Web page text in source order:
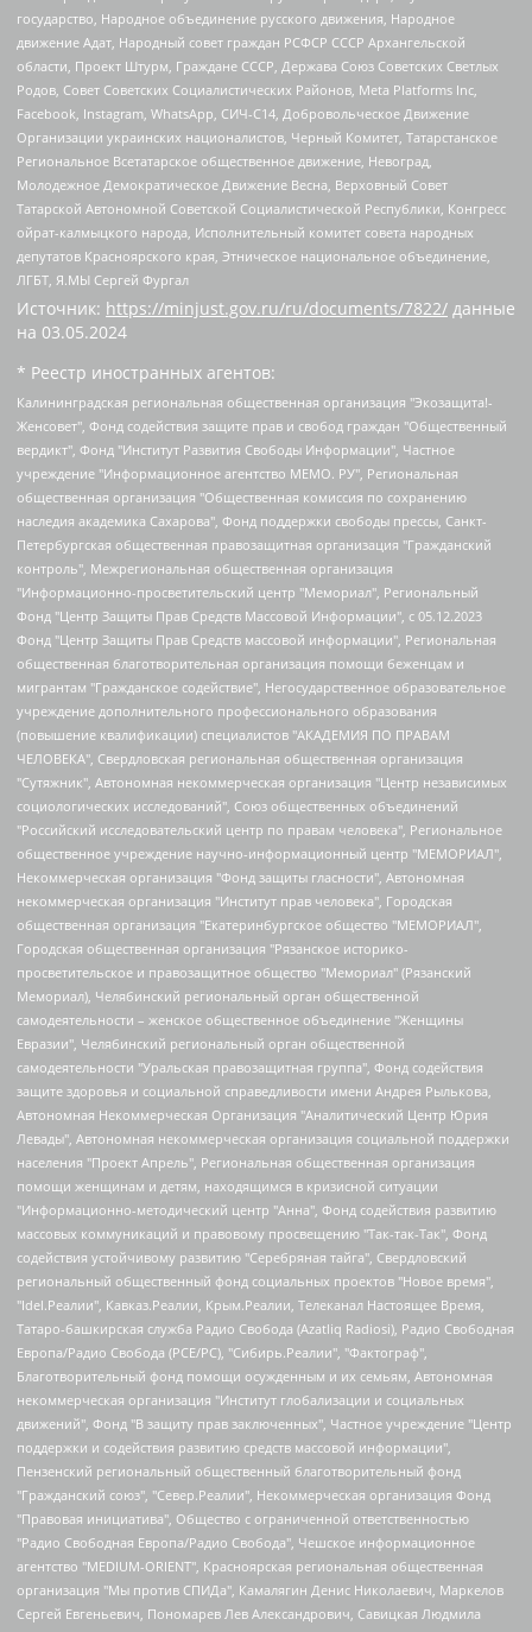
государство, Народное объединение русского движения, Народное
движение Адат, Народный совет граждан РСФСР СССР Архангельской
области, Проект Штурм, Граждане СССР, Держава Союз Советских Светлых
Родов, Совет Советских Социалистических Районов, Meta Platforms Inc,
Facebook, Instagram, WhatsApp, СИЧ-С14, Добровольческое Движение
Организации украинских националистов, Черный Комитет, Татарстанское
Региональное Всетатарское общественное движение, Невоград,
Молодежное Демократическое Движение Весна, Верховный Совет
Татарской Автономной Советской Социалистической Республики, Конгресс
ойрат-калмыцкого народа, Исполнительный комитет совета народных
депутатов Красноярского края, Этническое национальное объединение,
ЛГБТ, Я.МЫ Сергей Фургал
Источник: https://minjust.gov.ru/ru/documents/7822/ данные
на 03.05.2024
* Реестр иностранных агентов:
Калининградская региональная общественная организация "Экозащита!-Женсовет", Фонд содействия защите прав и свобод граждан "Общественный вердикт", Фонд "Институт Развития Свободы Информации", Частное учреждение "Информационное агентство МЕМО. РУ", Региональная общественная организация "Общественная комиссия по сохранению наследия академика Сахарова", Фонд поддержки свободы прессы, Санкт-Петербургская общественная правозащитная организация "Гражданский контроль", Межрегиональная общественная организация "Информационно-просветительский центр "Мемориал", Региональный Фонд "Центр Защиты Прав Средств Массовой Информации", с 05.12.2023 Фонд "Центр Защиты Прав Средств массовой информации", Региональная общественная благотворительная организация помощи беженцам и мигрантам "Гражданское содействие", Негосударственное образовательное учреждение дополнительного профессионального образования (повышение квалификации) специалистов "АКАДЕМИЯ ПО ПРАВАМ ЧЕЛОВЕКА", Свердловская региональная общественная организация "Сутяжник", Автономная некоммерческая организация "Центр независимых социологических исследований", Союз общественных объединений "Российский исследовательский центр по правам человека", Региональное общественное учреждение научно-информационный центр "МЕМОРИАЛ", Некоммерческая организация "Фонд защиты гласности", Автономная некоммерческая организация "Институт прав человека", Городская общественная организация "Екатеринбургское общество "МЕМОРИАЛ", Городская общественная организация "Рязанское историко-просветительское и правозащитное общество "Мемориал" (Рязанский Мемориал), Челябинский региональный орган общественной самодеятельности – женское общественное объединение "Женщины Евразии", Челябинский региональный орган общественной самодеятельности "Уральская правозащитная группа", Фонд содействия защите здоровья и социальной справедливости имени Андрея Рылькова, Автономная Некоммерческая Организация "Аналитический Центр Юрия Левады", Автономная некоммерческая организация социальной поддержки населения "Проект Апрель", Региональная общественная организация помощи женщинам и детям, находящимся в кризисной ситуации "Информационно-методический центр "Анна", Фонд содействия развитию массовых коммуникаций и правовому просвещению "Так-так-Так", Фонд содействия устойчивому развитию "Серебряная тайга", Свердловский региональный общественный фонд социальных проектов "Новое время", "Idel.Реалии", Кавказ.Реалии, Крым.Реалии, Телеканал Настоящее Время, Татаро-башкирская служба Радио Свобода (Azatliq Radiosi), Радио Свободная Европа/Радио Свобода (PCE/PC), "Сибирь.Реалии", "Фактограф", Благотворительный фонд помощи осужденным и их семьям, Автономная некоммерческая организация "Институт глобализации и социальных движений", Фонд "В защиту прав заключенных", Частное учреждение "Центр поддержки и содействия развитию средств массовой информации", Пензенский региональный общественный благотворительный фонд "Гражданский союз", "Север.Реалии", Некоммерческая организация Фонд "Правовая инициатива", Общество с ограниченной ответственностью "Радио Свободная Европа/Радио Свобода", Чешское информационное агентство "MEDIUM-ORIENT", Красноярская региональная общественная организация "Мы против СПИДа", Камалягин Денис Николаевич, Маркелов Сергей Евгеньевич, Пономарев Лев Александрович, Савицкая Людмила Алексеевна, Автономная некоммерческая организация "Центр по работе с проблемой насилия "НАСИЛИЮ.НЕТ", Межрегиональный профессиональный союз работников здравоохранения "Альянс врачей", Юридическое лицо, зарегистрированное в Латвийской Республике, SIA "Medusa Project" (регистрационный номер 40103797863, дата регистрации 10.06.2014), Некоммерческая организация "Фонд по борьбе с коррупцией", Автономная некоммерческая организация "Институт права и публичной политики", Баданин Роман Сергеевич, Гликин Максим Александрович, Железнова Мария Михайловна, Лукьянова Юлия Сергеевна, Маетная Елизавета Витальевна, Маняхин Петр Борисович, Чуракова Ольга Владимировна, Ярош Юлия Петровна, Юридическое лицо "The Insider SIA", зарегистрированное в Риге, Латвийская Республика (дата регистрации 26.06.2015), являющееся администратором доменного имени интернет-издания "The Insider SIA", https://theins.ru, Постернак Алексей Евгеньевич, Рубин Михаил Аркадьевич, Анин Роман Александрович, Юридическое лицо Istories fonds, зарегистрированное в Латвийской Республике (регистрационный номер 50008295751, дата регистрации 24.02.2020), Великовский Дмитрий Александрович, Долинина Ирина Николаевна, Мароховская Алеся Алексеевна, Шлейнов Роман Юрьевич, Шмагун Олеся Валентиновна, Общество с ограниченной ответственностью "Альтаир 2021", Общество с ограниченной ответственностью "Вега 2021", Общество с ограниченной ответственностью "Главный редактор 2021", Общество с ограниченной ответственностью "Ромашки монолит", Важенков Артем Валерьевич, Ивановская областная общественная организация "Центр гендерных исследований", Гурман Юрий Альбертович, Медиапроект "ОВД-Инфо", Егоров Владимир Владимирович, Жилинский Владимир Александрович, Общество с ограниченной ответственностью "ЗП", Иванова София Юрьевна, Карезина Инна Павловна, Кильтау Екатерина Викторовна, Петров Алексей Викторович, Пискунов Сергей Евгеньевич, Смирнов Сергей Сергеевич, Тихонов Михаил Сергеевич, Общество с ограниченной ответственностью "ЖУРНАЛИСТ-ИНОСТРАННЫЙ АГЕНТ", Арапова Галина Юрьевна, Вольтская Татьяна Анатольевна, Американская компания "Mason G.E.S. Anonymous Foundation" (США), являющаяся владельцем интернет-издания https://mnews.world/, Компания "Stichting Bellingcat", зарегистрированная в Нидерландах (дата регистрации 11.07.2018), Захаров Андрей Вячеславович, Клепиковская Екатерина Дмитриевна, Общество с ограниченной ответственностью "МЕМО", Перл Роман Александрович, Симонов Евгений Алексеевич, Соловьева Елена Анатольевна, Сотников Даниил Владимирович, Сурначева Елизавета Дмитриевна, Автономная некоммерческая организация по защите прав человека и информированию населения "Якутия – Наше Мнение", Общество с ограниченной ответственностью "Москоу диджитал медиа", с 26.01.2023 Общество с ограниченной ответственностью "Чайка Белые сады", Ветошкина Валерия Валерьевна, Заговора Максим Александрович, Межрегиональное общественное движение "Российская ЛГБТ - сеть", Оленичев Максим Владимирович, Павлов Иван Юрьевич, Скворцова Елена Сергеевна, Общество с ограниченной ответственностью "Как бы инагент", Кочетков Игорь Викторович, Общество с ограниченной ответственностью "Честные выборы", Еланчик Олег Александрович, Общество с ограниченной ответственностью "Нобелевский призыв", Гималова Регина Эмилевна, Григорьев Андрей Валерьевич, Григорьева Алина Александровна, Ассоциация по содействию защите прав призывников, альтернативнослужащих и военнослужащих "Правозащитная группа "Гражданин.Армия.Право", Хисамова Регина Фаритовна, Автономная некоммерческая организация по реализации социально-правовых программ "Лилит", Дальневосточное общественное движение "Маяк", Санкт-Петербургская ЛГБТ-инициативная группа "Выход", Инициативная группа ЛГБТ+ "Реверс", Алексеев Андрей Викторович, Бекбулатова Таисия Львовна, Беляев Иван Михайлович, Владыкина Елена Сергеевна, Гельман Марат Александрович, Никульшина Вероника Юрьевна, Толоконникова Надежда Андреевна, Шендерович Виктор Анатольевич, Общество с ограниченной ответственностью "Данное сообщение", Общество с ограниченной ответственностью Издательский дом "Новая глава", Айнбиндер Александра Александровна, Московский комьюнити-центр для ЛГБТ+инициатив, Благотворительный фонд развития филантропии, Deutsche Welle (Германия, Kurt-Schumacher-Strasse 3, 53113 Bonn), Борзунова Мария Михайловна, Воробьев Виктор Викторович, Голубева Анна Львовна, Константинова Алла Михайловна, Малкова Ирина Владимировна, Мурадов Мурад Абдулгалимович, Осетинская Елизавета Николаевна, Понасенков Евгений Николаевич, Ганапольский Матвей Юрьевич, Киселев Евгений Алексеевич, Борухович Ирина Григорьевна, Дремин Иван Тимофеевич, Дубровский Дмитрий Викторович, Красноярская региональная общественная организация поддержки и развития альтернативных образовательных технологий и межкультурных коммуникаций "ИНТЕРРА", Маяковская Екатерина Алексеевна, Фейгин Марк Захарович, Филимонов Андрей Викторович, Дзугкоева Регина Николаевна, Доброхотов Роман Александрович, Дудь Юрий Александрович, Елкин Сергей Владимирович, Кругликов Кирилл Игоревич, Сабунаева Мария Леонидовна, Семенов Алексей Владимирович, Шаинян Карен Багратович, Шульман Екатерина Михайловна, Асафьев Артур Валерьевич, Вахштайн Виктор Семенович, Венедиктов Алексей Алексеевич, Лушникова Екатерина Евгеньевна, Волков Леонид Михайлович, Невзоров Александр Глебович, Пархоменко Сергей Борисович, Сироткин Ярослав Николаевич, Кара-Мурза Владимир Владимирович, Баранова Наталья Владимировна, Гозман Леонид Яковлевич, Кагарлицкий Борис Юльевич, Климарев Михаил Валерьевич, Милов Владимир Станиславович, Автономная некоммерческая организация Краснодарский центр современного искусства "Типография", Моргенштерн Алишер Тагирович, Соболь Любовь Эдуардовна, Общество с ограниченной ответственностью "ЛИЗА НОРМ", Каспаров Гарри Кимович, Ходорковский Михаил Борисович, Общество с ограниченной ответственностью "Апрельские тезисы", Данилович Ирина Брониславовна, Кашин Олег Владимирович, Петров Николай Владимирович, Пивоваров Алексей Владимирович, Соколов Михаил Владимирович, Цветкова Юлия Владимировна, Чичваркин Евгений Александрович, Комитет против пыток/Команда против пыток, Общество с ограниченной ответственностью "Первый научный", Общество с ограниченной ответственностью "Вертолет и ко", Белоцерковская Вероника Борисовна, Кац Максим Евгеньевич, Лазарева Татьяна Юрьевна, Шаведдинов Руслан Табризович, Яшин Илья Валерьевич, Общество с ограниченной ответственностью "Иноагент ААВ", Алешковский Дмитрий Петрович, Альбац Евгения Марковна, Быков Дмитрий Львович, Галямина Юлия Евгеньевна, Лойко Сергей Леонидович, Мартынов Кирилл Константинович, Медведев Сергей Александрович, Крашенинников Федор Геннадиевич, Гордеева Катерина Вл